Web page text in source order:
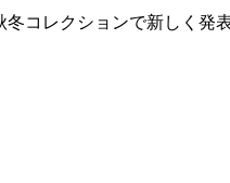
コレクションで新しく